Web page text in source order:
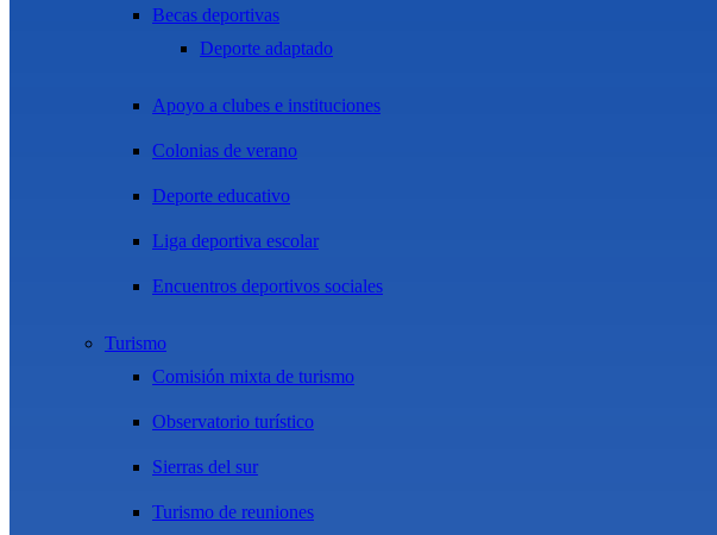
Becas deportivas
Deporte adaptado
Apoyo a clubes e instituciones
Colonias de verano
Deporte educativo
Liga deportiva escolar
Encuentros deportivos sociales
Turismo
Comisión mixta de turismo
Observatorio turístico
Sierras del sur
Turismo de reuniones